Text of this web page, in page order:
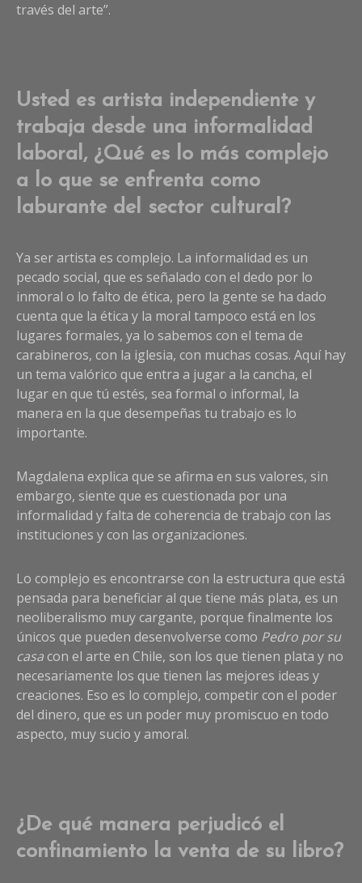
través del arte”.
Usted es artista independiente y
trabaja desde una informalidad
laboral, ¿Qué es lo más complejo
a lo que se enfrenta como
laburante del sector cultural?
Ya ser artista es complejo. La informalidad es un
pecado social, que es señalado con el dedo por lo
inmoral o lo falto de ética, pero la gente se ha dado
cuenta que la ética y la moral tampoco está en los
lugares formales, ya lo sabemos con el tema de
carabineros, con la iglesia, con muchas cosas. Aquí hay
un tema valórico que entra a jugar a la cancha, el
lugar en que tú estés, sea formal o informal, la
manera en la que desempeñas tu trabajo es lo
importante.
Magdalena explica que se afirma en sus valores, sin
embargo, siente que es cuestionada por una
informalidad y falta de coherencia de trabajo con las
instituciones y con las organizaciones.
Lo complejo es encontrarse con la estructura que está
pensada para beneficiar al que tiene más plata, es un
neoliberalismo muy cargante, porque finalmente los
únicos que pueden desenvolverse como Pedro por su
casa con el arte en Chile, son los que tienen plata y no
necesariamente los que tienen las mejores ideas y
creaciones. Eso es lo complejo, competir con el poder
del dinero, que es un poder muy promiscuo en todo
aspecto, muy sucio y amoral.
¿De qué manera perjudicó el
confinamiento la venta de su libro?